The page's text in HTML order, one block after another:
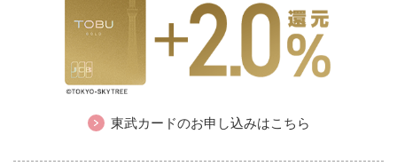
東武カードのお申し込みはこちら